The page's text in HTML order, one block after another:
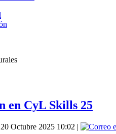
en CyL Skills 25
Octubre 2025 10:02 |